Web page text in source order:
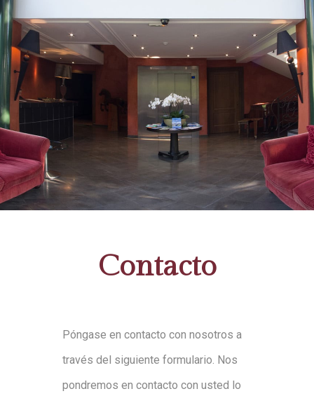
Contacto
Póngase en contacto con nosotros a
través del siguiente formulario. Nos
pondremos en contacto con usted lo